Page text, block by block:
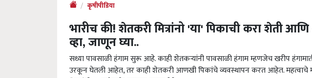
कृषीपीडिया
भारीच की! शेतकरी मित्रांनो 'या' पिकाची करा शेती
व्हा, जाणून घ्या..
सध्या पावसाळी हंगाम सुरू आहे. काही शेतकऱ्यांनी पावसाळी हंगाम म्हणजेच खरीप
उरकून घेतली आहेत, तर काही शेतकरी आणखी पिकांचे व्यवस्थापन करत आहेत. महत्वाचे